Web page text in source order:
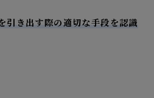
引き出す際の適切な手段を認識